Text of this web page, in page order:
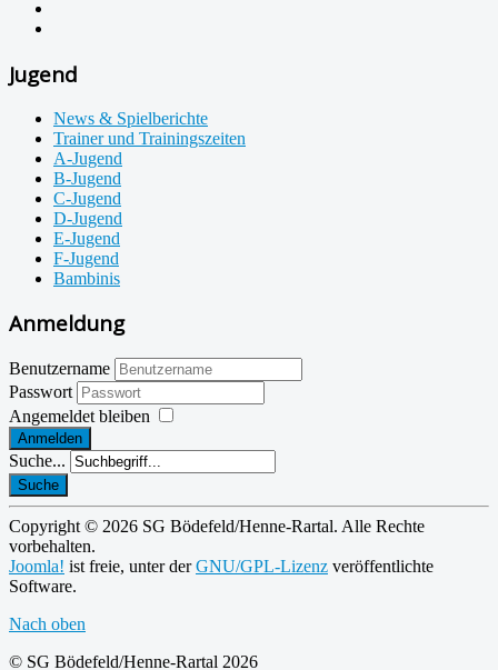
Jugend
News & Spielberichte
Trainer und Trainingszeiten
A-Jugend
B-Jugend
C-Jugend
D-Jugend
E-Jugend
F-Jugend
Bambinis
Anmeldung
Benutzername
Passwort
Angemeldet bleiben
Anmelden
Suche...
Suche
Copyright © 2026 SG Bödefeld/Henne-Rartal. Alle Rechte
vorbehalten.
Joomla! ist freie, unter derGNU/GPL-Lizenz veröffentlichte
Software.
Nach oben
© SG Bödefeld/Henne-Rartal 2026